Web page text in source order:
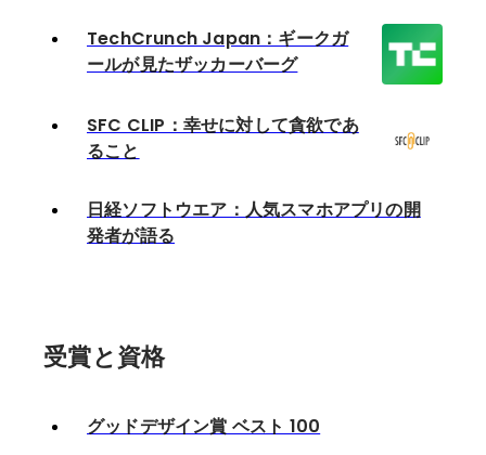
TechCrunch Japan：ギークガ
ールが見たザッカーバーグ
SFC CLIP：幸せに対して貪欲であ
ること
日経ソフトウエア：人気スマホアプリの開
発者が語る
受賞と資格
グッドデザイン賞 ベスト 100